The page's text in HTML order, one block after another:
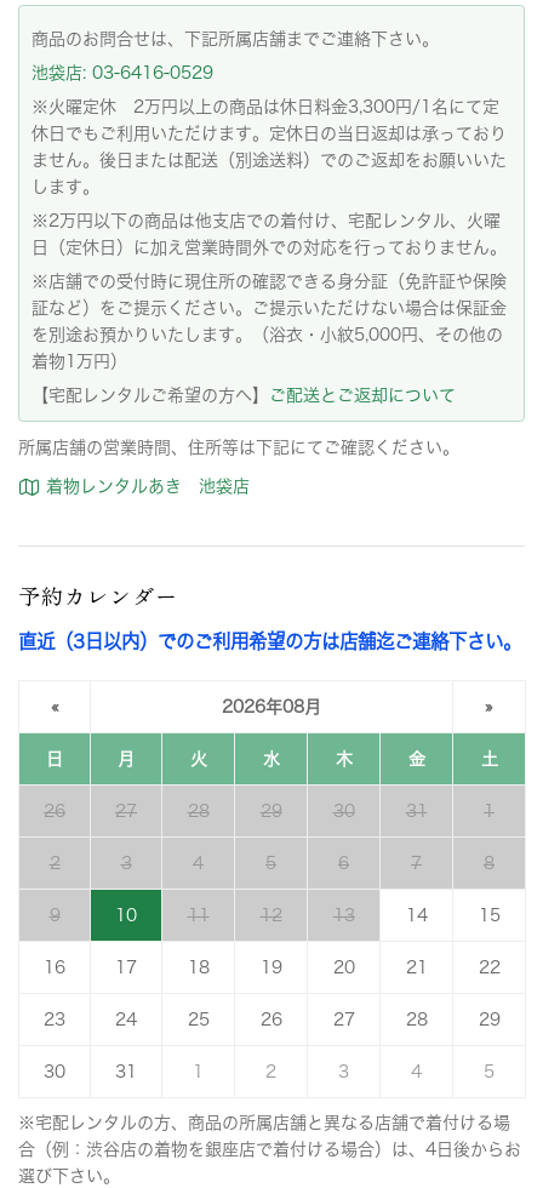
商品のお問合せは、下記所属店舗までご連絡下さい。
池袋店: 03-6416-0529
※火曜定休 2万円以上の商品は休日料金3,300円/1名にて定
休日でもご利用いただけます。定休日の当日返却は承っており
ません。後日または配送（別途送料）でのご返却をお願いいた
します。
※2万円以下の商品は他支店での着付け、宅配レンタル、火曜
日（定休日）に加え営業時間外での対応を行っておりません。
※店舗での受付時に現住所の確認できる身分証（免許証や保険
証など）をご提示ください。ご提示いただけない場合は保証金
を別途お預かりいたします。（浴衣・小紋5,000円、その他の
着物1万円）
【宅配レンタルご希望の方へ】
ご配送とご返却について
所属店舗の営業時間、住所等は下記にてご確認ください。
着物レンタルあき 池袋店
予約カレンダー
直近（3日以内）でのご利用希望の方は店舗迄ご連絡下さい。
« 2026年08月 »
日 月 火 水 木 金 土
26 27 28 29 30 31 1
2 3 4 5 6 7 8
9 10 11 12 13 14 15
16 17 18 19 20 21 22
23 24 25 26 27 28 29
30 31 1 2 3 4 5
※宅配レンタルの方、商品の所属店舗と異なる店舗で着付ける場
合（例：渋谷店の着物を銀座店で着付ける場合）は、4日後からお
選び下さい。